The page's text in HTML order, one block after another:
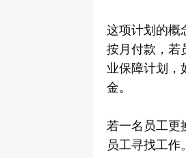
这项计划的概
按月付款，若
业保障计划，
金。
若一名员工更
员工寻找工作